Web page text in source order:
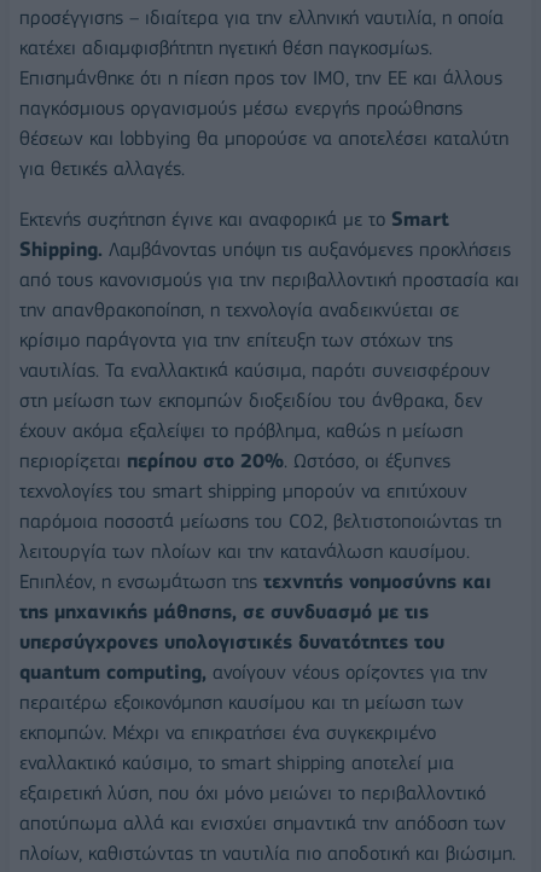
προσέγγισης – ιδιαίτερα για την ελληνική ναυτιλία, η οποία
κατέχει αδιαμφισβήτητη ηγετική θέση παγκοσμίως.
Επισημάνθηκε ότι η πίεση προς τον IMO, την ΕΕ και άλλους
παγκόσμιους οργανισμούς μέσω ενεργής προώθησης
θέσεων και lobbying θα μπορούσε να αποτελέσει καταλύτη
για θετικές αλλαγές.
Εκτενής συζήτηση έγινε και αναφορικά με το Smart
Shipping. Λαμβάνοντας υπόψη τις αυξανόμενες προκλήσεις
από τους κανονισμούς για την περιβαλλοντική προστασία και
την απανθρακοποίηση, η τεχνολογία αναδεικνύεται σε
κρίσιμο παράγοντα για την επίτευξη των στόχων της
ναυτιλίας. Τα εναλλακτικά καύσιμα, παρότι συνεισφέρουν
στη μείωση των εκπομπών διοξειδίου του άνθρακα, δεν
έχουν ακόμα εξαλείψει το πρόβλημα, καθώς η μείωση
περιορίζεται περίπου στο 20%. Ωστόσο, οι έξυπνες
τεχνολογίες του smart shipping μπορούν να επιτύχουν
παρόμοια ποσοστά μείωσης του CO2, βελτιστοποιώντας τη
λειτουργία των πλοίων και την κατανάλωση καυσίμου.
Επιπλέον, η ενσωμάτωση της τεχνητής νοημοσύνης και
της μηχανικής μάθησης, σε συνδυασμό με τις
υπερσύγχρονες υπολογιστικές δυνατότητες του
quantum computing, ανοίγουν νέους ορίζοντες για την
περαιτέρω εξοικονόμηση καυσίμου και τη μείωση των
εκπομπών. Μέχρι να επικρατήσει ένα συγκεκριμένο
εναλλακτικό καύσιμο, το smart shipping αποτελεί μια
εξαιρετική λύση, που όχι μόνο μειώνει το περιβαλλοντικό
αποτύπωμα αλλά και ενισχύει σημαντικά την απόδοση των
πλοίων, καθιστώντας τη ναυτιλία πιο αποδοτική και βιώσιμη.